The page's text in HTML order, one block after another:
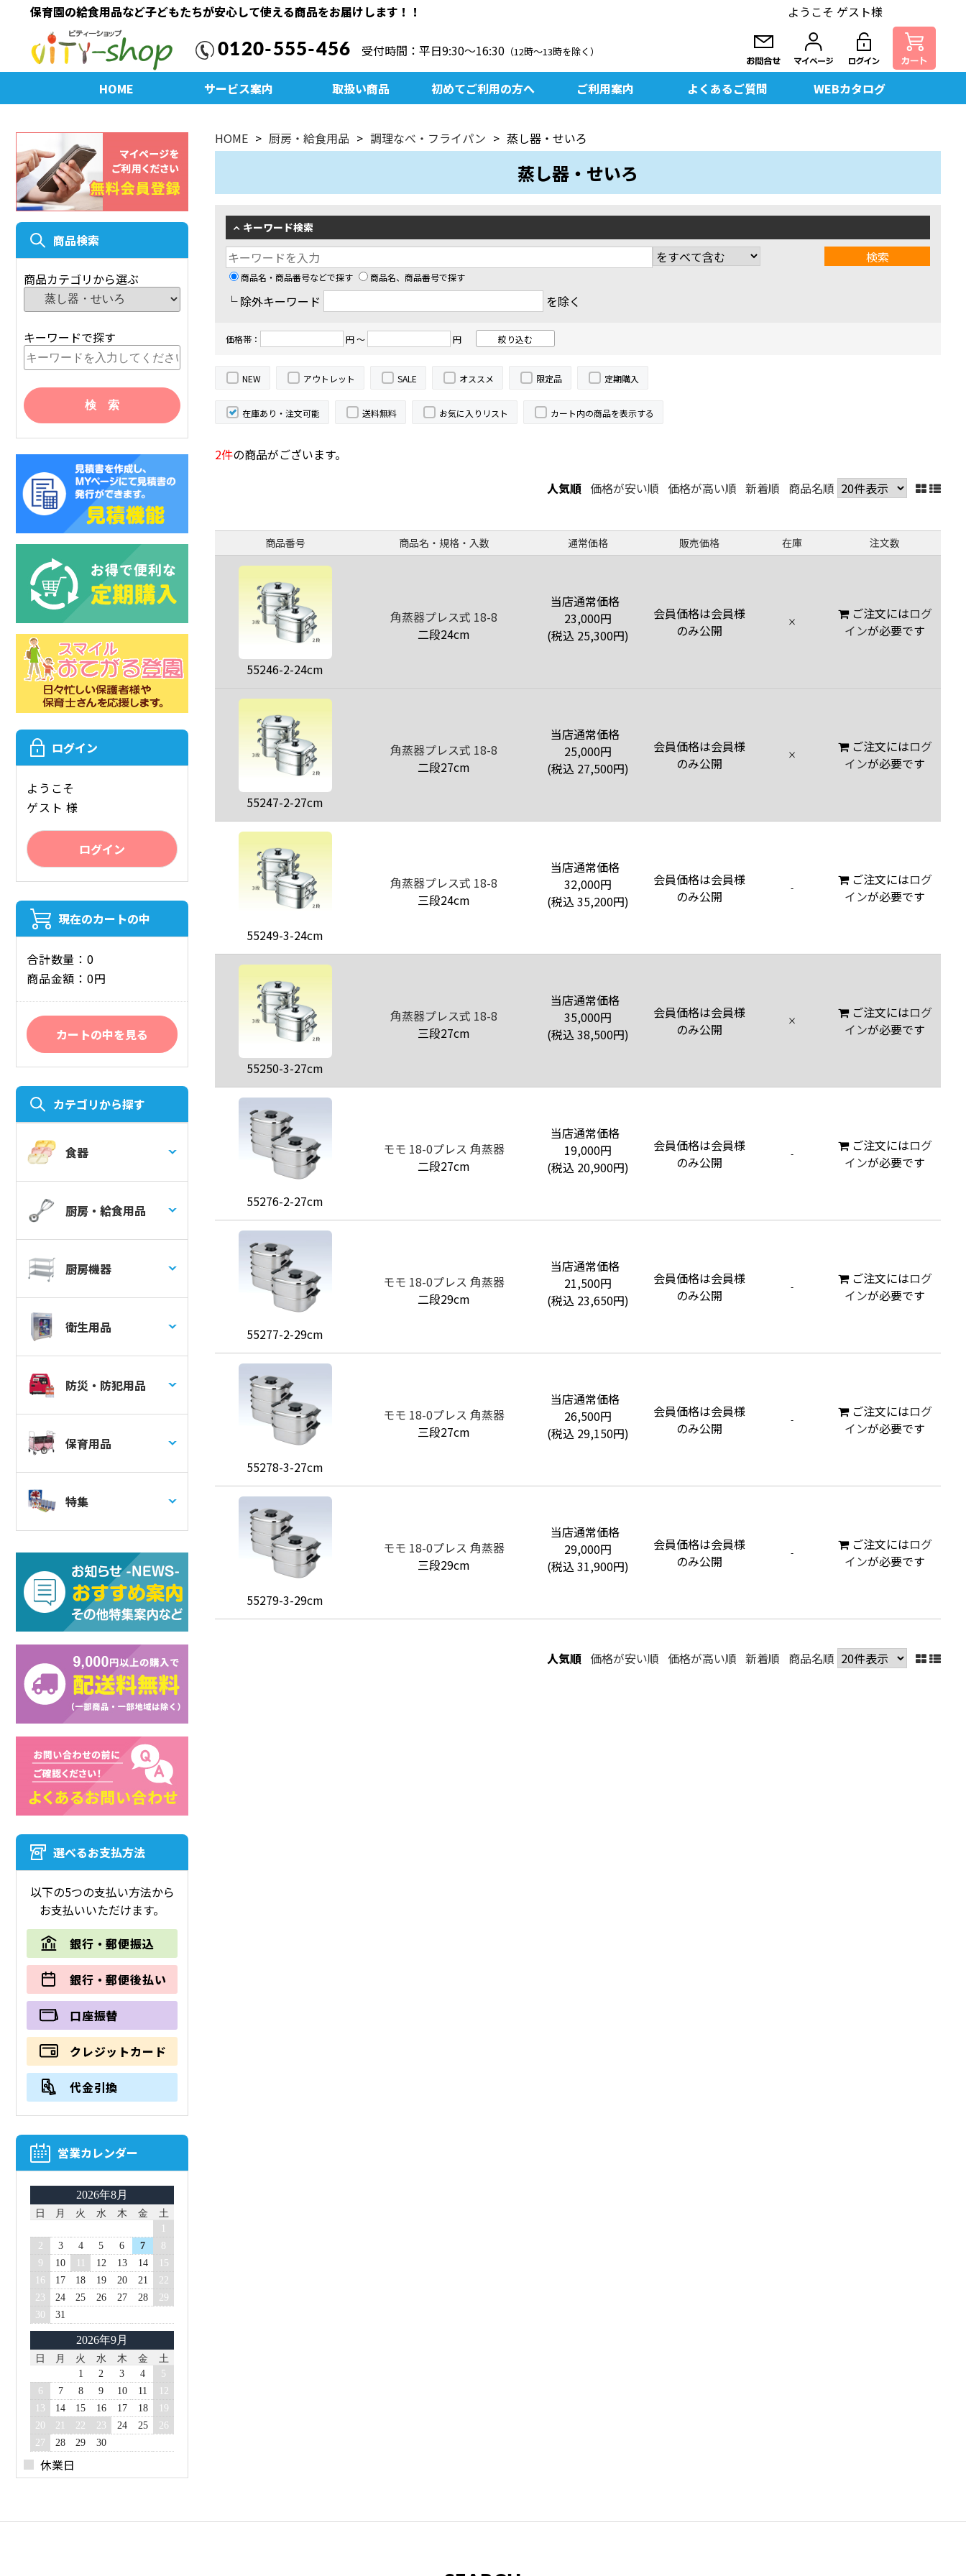
保育園の給食用品など子どもたちが安心して使える商品をお届けします！！
0120-555-456 受付時間：平日9:30〜16:30（12時～13時を除く）
ようこそ ゲスト様
HOME サービス案内 取扱い商品 初めてご利用の方へ ご利用案内 よくあるご質問 WEBカタログ
商品検索
商品カテゴリから選ぶ
キーワードで探す
ログイン
ようこそ
ゲスト 様
ログイン
現在のカートの中
合計数量：0
商品金額：0円
カートの中を見る
カテゴリから探す
食器
厨房・給食用品
厨房機器
衛生用品
防災・防犯用品
保育用品
特集
選べるお支払方法
以下の5つの支払い方法から
お支払いいただけます。
銀行・郵便振込
銀行・郵便後払い
口座振替
クレジットカード
代金引換
営業カレンダー
2026年8月
日 月 火 水 木 金
土
2
3 4 5 6 7
8
9
10 12 13 14
15
16
17 18 19 20 21
22
23
24 25 26 27 28
29
30
31
2026年9月
日 月 火 水 木 金
土
1
2 3 4
5
6
7 8 9 10 11
12
13
14 15 16 17 18
19
20
21 22 23 24 25
26
27
28 29 30
休業日
HOME 厨房・給食用品 調理なべ・フライパン 蒸し器・せいろ
蒸し器・せいろ
キーワード検索
商品名・商品番号などで探す 商品名、商品番号で探す
└ 除外キーワード を除く
価格帯： 円 ～ 円
NEW アウトレット SALE オススメ 限定品 定期購入
在庫あり・注文可能 送料無料 お気に入りリスト カート内の商品を表示する
2件の商品がございます。
人気順 価格が安い順 価格が高い順 新着順 商品名順
商品番号 商品名・規格・入数 通常価格 販売価格 在庫 注文数
55246-2-24cm
角蒸器プレス式 18-8
二段24cm
当店通常価格
23,000円
(税込 25,300円)
会員価格は会員様
のみ公開
× ご注文にはログ
インが必要です
55247-2-27cm
角蒸器プレス式 18-8
二段27cm
当店通常価格
25,000円
(税込 27,500円)
会員価格は会員様
のみ公開
× ご注文にはログ
インが必要です
55249-3-24cm
角蒸器プレス式 18-8
三段24cm
当店通常価格
32,000円
(税込 35,200円)
会員価格は会員様
のみ公開
- ご注文にはログ
インが必要です
55250-3-27cm
角蒸器プレス式 18-8
三段27cm
当店通常価格
35,000円
(税込 38,500円)
会員価格は会員様
のみ公開
× ご注文にはログ
インが必要です
55276-2-27cm
モモ 18-0プレス 角蒸器
二段27cm
当店通常価格
19,000円
(税込 20,900円)
会員価格は会員様
のみ公開
- ご注文にはログ
インが必要です
55277-2-29cm
モモ 18-0プレス 角蒸器
二段29cm
当店通常価格
21,500円
(税込 23,650円)
会員価格は会員様
のみ公開
- ご注文にはログ
インが必要です
55278-3-27cm
モモ 18-0プレス 角蒸器
三段27cm
当店通常価格
26,500円
(税込 29,150円)
会員価格は会員様
のみ公開
- ご注文にはログ
インが必要です
55279-3-29cm
モモ 18-0プレス 角蒸器
三段29cm
当店通常価格
29,000円
(税込 31,900円)
会員価格は会員様
のみ公開
- ご注文にはログ
インが必要です
人気順 価格が安い順 価格が高い順 新着順 商品名順